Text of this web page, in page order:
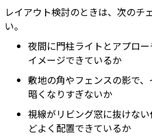
レイアウト検討のときは、次のチ
い。
夜間に門柱ライトとアプロ
イメージできているか
敷地の角やフェンスの影で
暗くなりすぎないか
視線がリビング窓に抜けな
どよく配置できているか